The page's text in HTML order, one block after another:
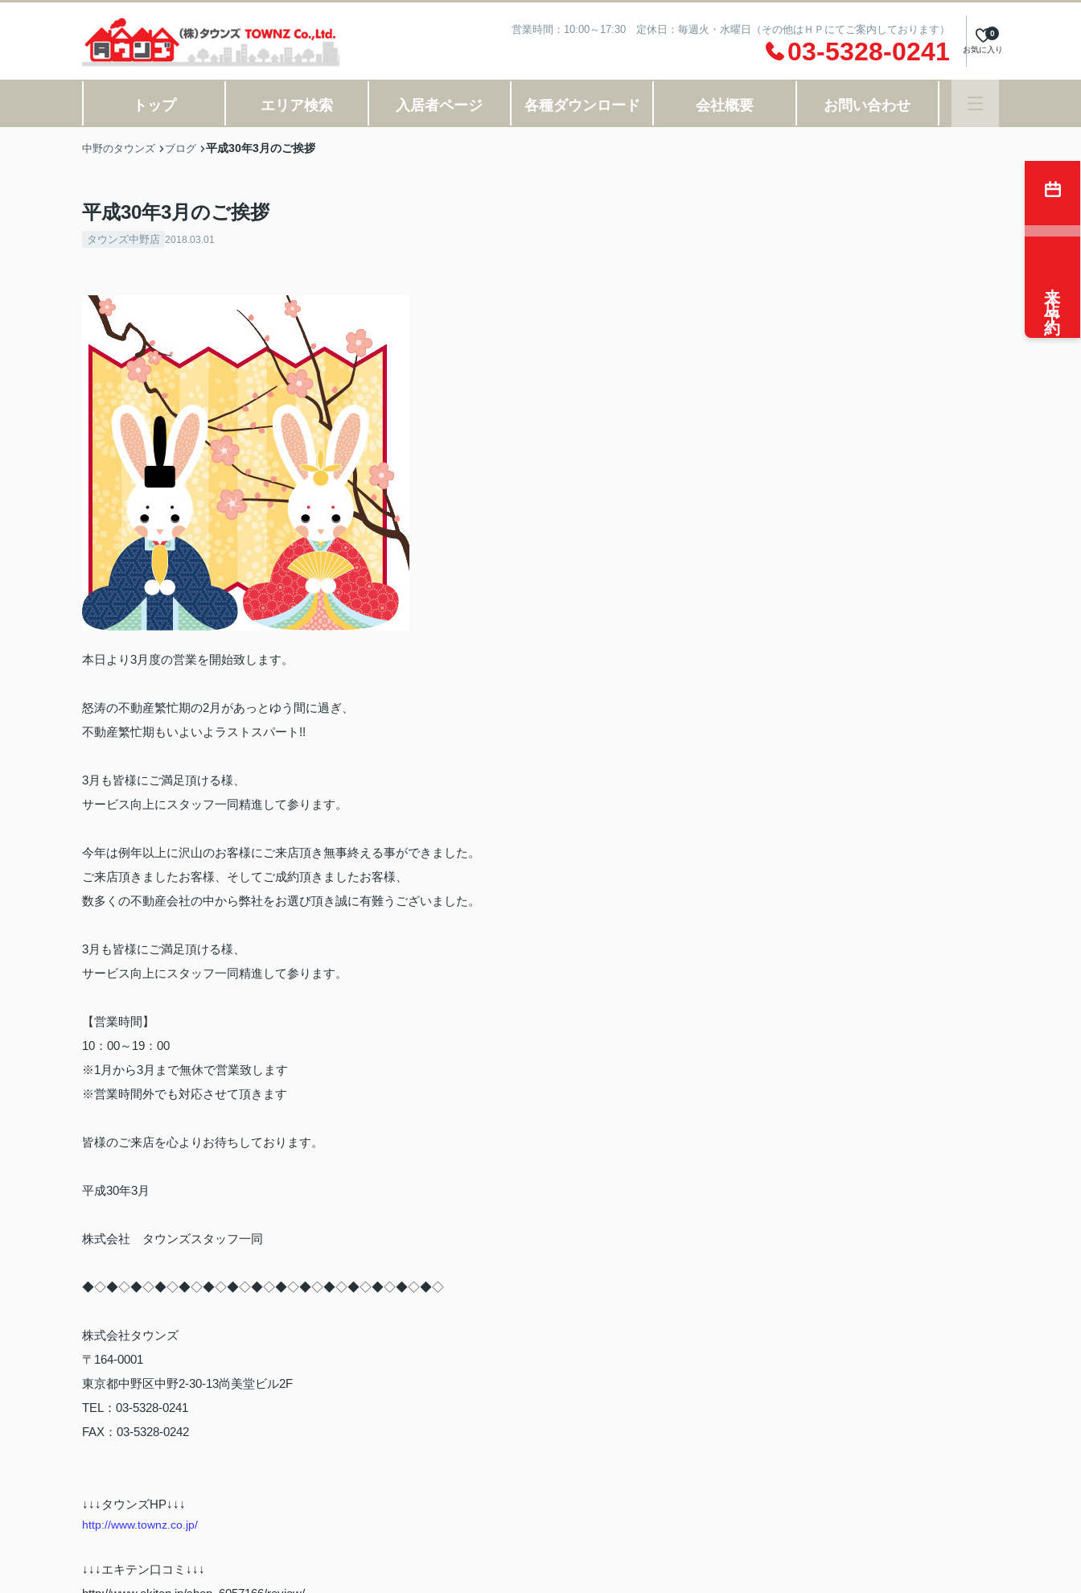
営業時間：10:00～17:30 定休日：毎週火・水曜日（その他はＨＰにてご案内しております）
03-5328-0241 お気に入り
0
トップ エリア検索 入居者ページ 各種ダウンロード 会社概要 お問い合わせ
中野のタウンズ ブログ 平成30年3月のご挨拶
平成30年3月のご挨拶
タウンズ中野店 2018.03.01
本日より3月度の営業を開始致します。
怒涛の不動産繁忙期の2月があっとゆう間に過ぎ、
不動産繁忙期もいよいよラストスパート!!
3月も皆様にご満足頂ける様、
サービス向上にスタッフ一同精進して参ります。
今年は例年以上に沢山のお客様にご来店頂き無事終える事ができました。
ご来店頂きましたお客様、そしてご成約頂きましたお客様、
数多くの不動産会社の中から弊社をお選び頂き誠に有難うございました。
3月も皆様にご満足頂ける様、
サービス向上にスタッフ一同精進して参ります。
【営業時間】
10：00～19：00
※1月から3月まで無休で営業致します
※営業時間外でも対応させて頂きます
皆様のご来店を心よりお待ちしております。
平成30年3月
株式会社 タウンズスタッフ一同
◆◇◆◇◆◇◆◇◆◇◆◇◆◇◆◇◆◇◆◇◆◇◆◇◆◇◆◇◆◇
株式会社タウンズ
〒164-0001
東京都中野区中野2-30-13尚美堂ビル2F
TEL：03-5328-0241
FAX：03-5328-0242
↓↓↓タウンズHP↓↓↓
http://www.townz.co.jp/
↓↓↓エキテン口コミ↓↓↓
来店予約